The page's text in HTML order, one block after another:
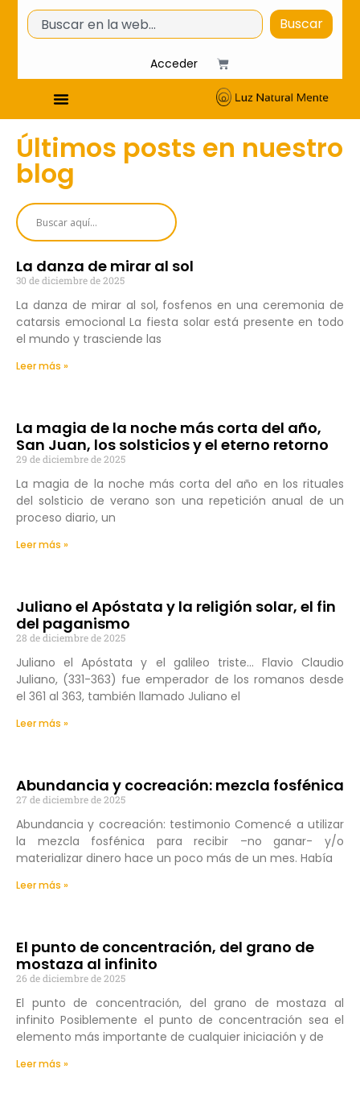
Buscar
Acceder
Últimos posts en nuestro
blog
La danza de mirar al sol
30 de diciembre de 2025
La danza de mirar al sol, fosfenos en una ceremonia de
catarsis emocional La fiesta solar está presente en todo
el mundo y trasciende las
Leer más »
La magia de la noche más corta del año,
San Juan, los solsticios y el eterno retorno
29 de diciembre de 2025
La magia de la noche más corta del año en los rituales
del solsticio de verano son una repetición anual de un
proceso diario, un
Leer más »
Juliano el Apóstata y la religión solar, el fin
del paganismo
28 de diciembre de 2025
Juliano el Apóstata y el galileo triste… Flavio Claudio
Juliano, (331-363) fue emperador de los romanos desde
el 361 al 363, también llamado Juliano el
Leer más »
Abundancia y cocreación: mezcla fosfénica
27 de diciembre de 2025
Abundancia y cocreación: testimonio Comencé a utilizar
la mezcla fosfénica para recibir –no ganar- y/o
materializar dinero hace un poco más de un mes. Había
Leer más »
El punto de concentración, del grano de
mostaza al infinito
26 de diciembre de 2025
El punto de concentración, del grano de mostaza al
infinito Posiblemente el punto de concentración sea el
elemento más importante de cualquier iniciación y de
Leer más »